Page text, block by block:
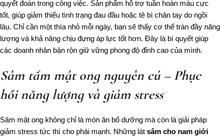
quyết đoán trong công việc. Sản phẩm hỗ trợ tuần hoàn máu cực
tốt, giúp giảm thiểu tình trạng đau đầu hoặc tê bì chân tay do ngồi
lâu. Chỉ cần một thìa nhỏ mỗi ngày, bạn sẽ thấy cơ thể tràn đầy năng
lượng và khả năng chịu đựng áp lực tốt hơn. Đây là bí quyết giúp
các doanh nhân bận rộn giữ vững phong độ đỉnh cao của mình.
Sâm tẩm mật ong nguyên củ – Phục
hồi năng lượng và giảm stress
Sâm mật ong không chỉ là món ăn bổ dưỡng mà còn là giải pháp
giảm stress tức thì cho phái mạnh. Những lát sâm cho nam giới